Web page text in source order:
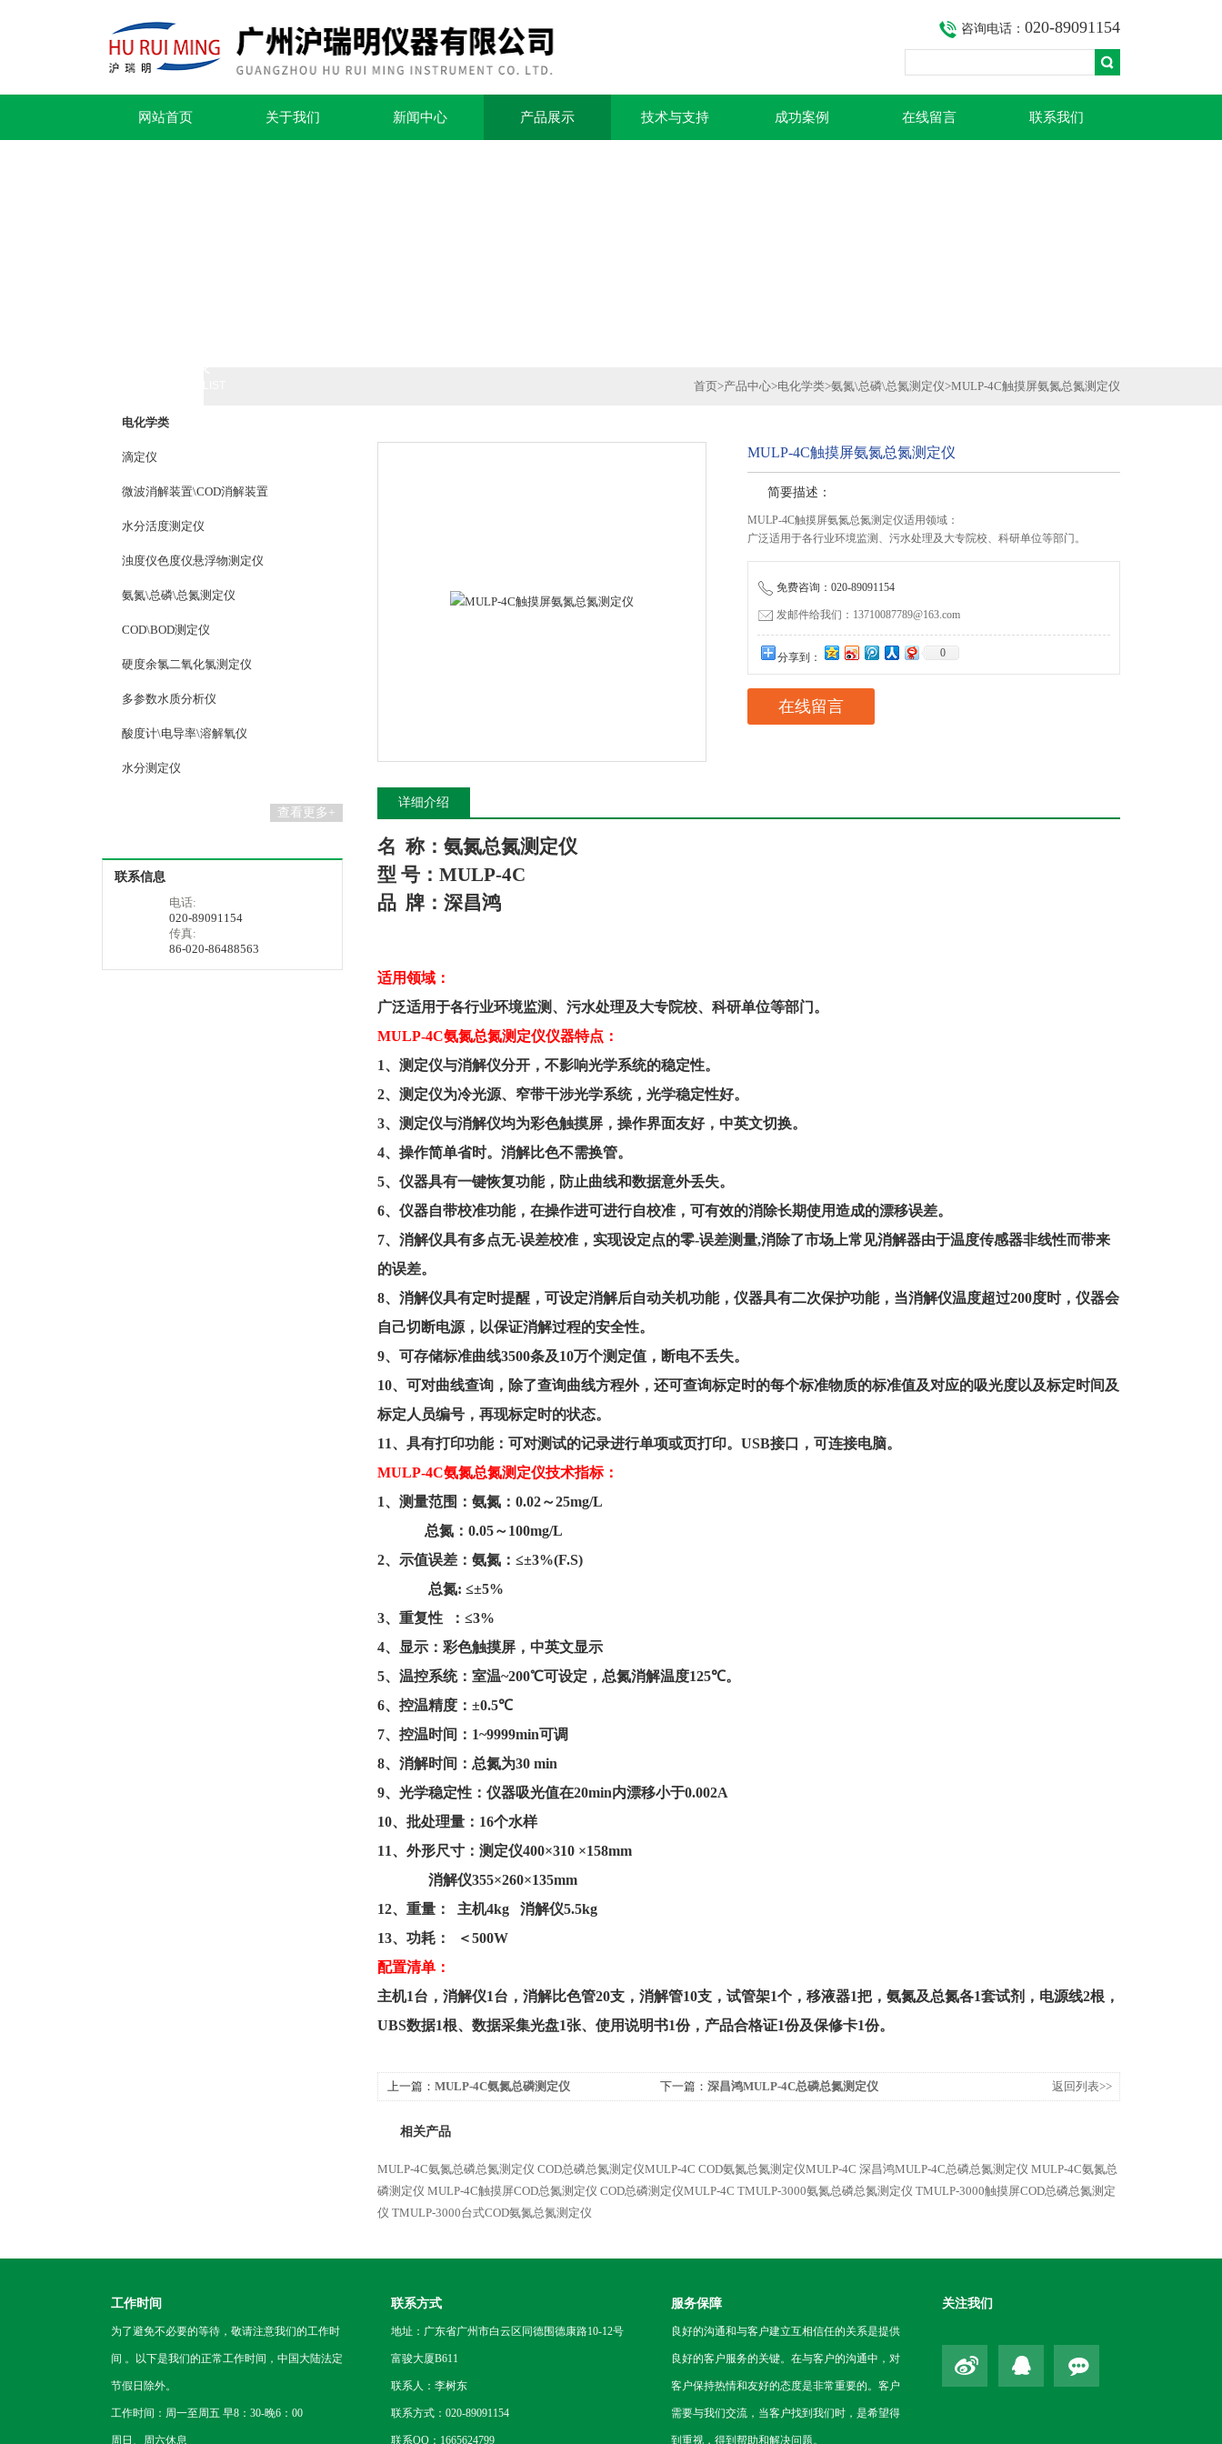
咨询电话： 020-89091154
网站首页 关于我们 新闻中心 产品展示 技术与支持 成功案例 在线留言 联系我们
电化学类
滴定仪
微波消解装置\COD消解装置
水分活度测定仪
浊度仪色度仪悬浮物测定仪
氨氮\总磷\总氮测定仪
COD\BOD测定仪
硬度余氯二氧化氯测定仪
多参数水质分析仪
酸度计\电导率\溶解氧仪
水分测定仪
查看更多+
联系信息
电话:
020-89091154
传真:
86-020-86488563
首页>产品中心>电化学类>氨氮\总磷\总氮测定仪>MULP-4C触摸屏氨氮总氮测定仪
MULP-4C触摸屏氨氮总氮测定仪
简要描述：
MULP-4C触摸屏氨氮总氮测定仪适用领域：
广泛适用于各行业环境监测、污水处理及大专院校、科研单位等部门。
免费咨询：020-89091154
发邮件给我们：13710087789@163.com
分享到： 0
在线留言
详细介绍
名 称： 氨氮总氮测定仪
型 号 ： MULP-4C
品 牌： 深昌鸿
适用领域：
广泛适用于各行业环境监测、污水处理及大专院校、科研单位等部门。
MULP-4C氨氮总氮测定仪仪器特点：
1、 测定仪与消解仪分开，不影响光学系统的稳定性。
2、 测定仪为冷光源、窄带干涉光学系统，光学稳定性好。
3、 测定仪与消解仪均为彩色触摸屏，操作界面友好，中英文切换。
4、 操作简单省时。消解比色不需换管。
5、 仪器具有一键恢复功能，防止曲线和数据意外丢失。
6、 仪器自带校准功能，在操作进可进行自校准，可有效的消除长期使用造成的漂移误差。
7、 消解仪具有多点无-误差校准，实现设定点的零-误差测量,消除了市场上常见消解器由于温度传感器非线性而带来
的误差。
8、 消解仪具有定时提醒，可设定消解后自动关机功能，仪器具有二次保护功能，当消解仪温度超过200度时，仪器会
自己切断电源，以保证消解过程的安全性。
9、 可存储标准曲线3500条及10万个测定值，断电不丢失。
10、 可对曲线查询，除了查询曲线方程外，还可查询标定时的每个标准物质的标准值及对应的吸光度以及标定时间及
标定人员编号，再现标定时的状态。
11、 具有打印功能：可对测试的记录进行单项或页打印。 USB接口，可连接电脑。
MULP-4C氨氮总氮测定仪技术指标：
1、 测量范围：氨氮： 0.02～25mg/L
总氮： 0.05～100mg/L
2、 示值误差：氨氮： ≤±3%(F.S)
总氮: ≤±5%
3、 重复性 ： ≤3%
4、
显示：彩色触摸屏，中英文显示
5、 温控系统：室温~200℃可设定，总氮消解温度125℃。
6、 控温精度： ±0.5℃
7、 控温时间： 1~9999min可调
8、 消解时间：总氮为30 min
9、 光学稳定性：仪器吸光值在20min内漂移小于0.002A
10、 批处理量： 16个水样
11、 外形尺寸：测定仪400×310 ×158mm
消解仪355×260×135mm
12、 重量： 主机4kg 消解仪5.5kg
13、 功耗 ： ＜500W
配置清单：
主机1台，消解仪1台，消解比色管20支，消解管10支，试管架1个， 移液器1把， 氨氮及总氮各1套试剂， 电源线2根 ，
UBS数据1根、数据采集光盘1张、使用说明书1份，产品合格证1份及保修卡1份。
上一篇： MULP-4C氨氮总磷测定仪 下一篇： 深昌鸿MULP-4C总磷总氮测定仪 返回列表>>
相关产品
MULP-4C氨氮总磷总氮测定仪 COD总磷总氮测定仪MULP-4C COD氨氮总氮测定仪MULP-4C 深昌鸿MULP-4C总磷总氮测定仪 MULP-4C氨氮总
磷测定仪 MULP-4C触摸屏COD总氮测定仪 COD总磷测定仪MULP-4C TMULP-3000氨氮总磷总氮测定仪 TMULP-3000触摸屏COD总磷总氮测定
仪 TMULP-3000台式COD氨氮总氮测定仪
工作时间
为了避免不必要的等待，敬请注意我们的工作时
间 。以下是我们的正常工作时间，中国大陆法定
节假日除外。
工作时间：周一至周五 早8：30-晚6：00
周日、周六休息
联系方式
地址：广东省广州市白云区同德围德康路10-12号
富骏大厦B611
联系人：李树东
联系方式：020-89091154
联系QQ：1665624799
服务保障
良好的沟通和与客户建立互相信任的关系是提供
良好的客户服务的关键。在与客户的沟通中，对
客户保持热情和友好的态度是非常重要的。客户
需要与我们交流，当客户找到我们时，是希望得
到重视，得到帮助和解决问题。
关注我们